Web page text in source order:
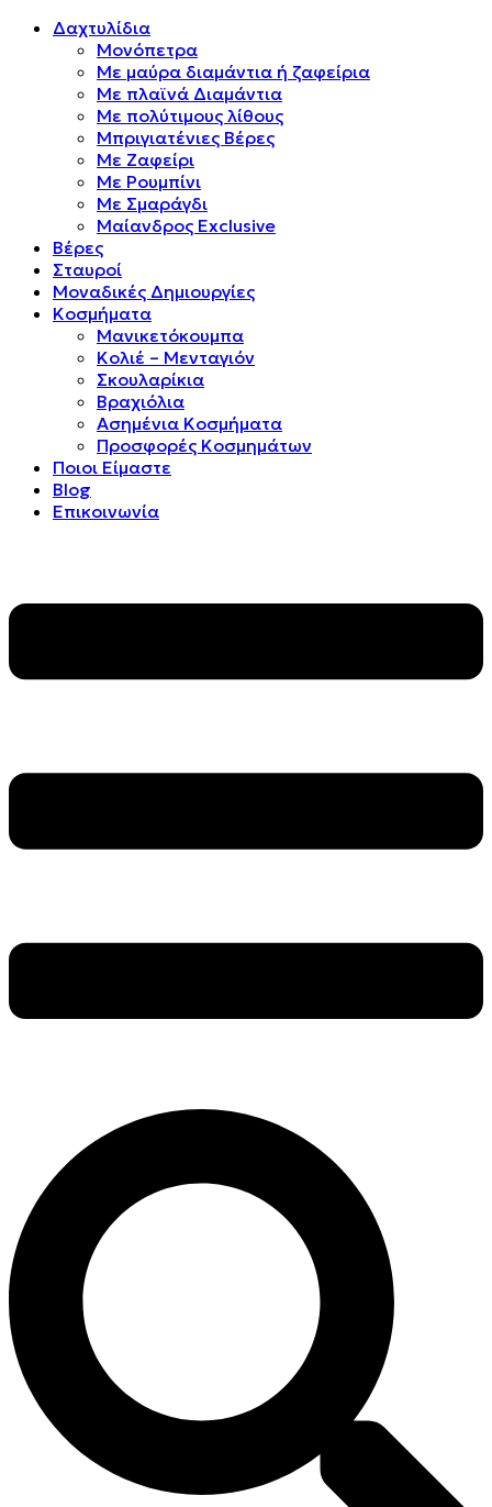
Δαχτυλίδια
Μονόπετρα
Mε μαύρα διαμάντια ή ζαφείρια
Mε πλαϊνά Διαμάντια
Mε πολύτιμους λίθους
Μπριγιατένιες Βέρες
Με Ζαφείρι
Με Ρουμπίνι
Με Σμαράγδι
Μαίανδρος Exclusive
Βέρες
Σταυροί
Μοναδικές Δημιουργίες
Κοσμήματα
Μανικετόκουμπα
Κολιέ – Μενταγιόν
Σκουλαρίκια
Βραχιόλια
Ασημένια Κοσμήματα
Προσφορές Κοσμημάτων
Ποιοι Είμαστε
Blog
Επικοινωνία